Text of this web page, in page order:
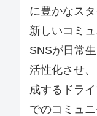
に豊かなス
新しいコミ
SNSが日常
活性化させ
成するドラ
でのコミュ